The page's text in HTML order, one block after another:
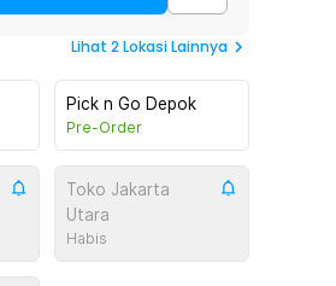
Lihat 2Lokasi Lainnya
Pick n Go Depok
Pre-Order
Toko Jakarta
Utara
Habis